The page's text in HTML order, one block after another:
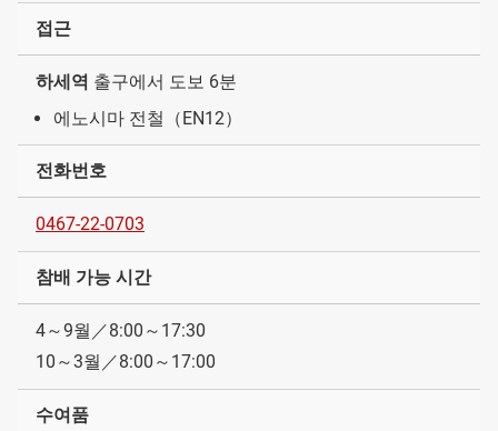
접근
하세역 출구에서 도보 6분
에노시마 전철（EN12）
전화번호
0467-22-0703
참배 가능 시간
4～9월／8:00～17:30
10～3월／8:00～17:00
수여품